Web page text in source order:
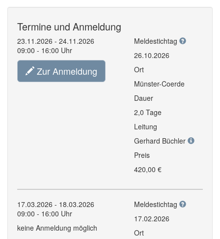
Termine und Anmeldung
23.11.2026 - 24.11.2026
09:00 - 16:00 Uhr
Zur Anmeldung
Meldestichtag
26.10.2026
Ort
Münster-Coerde
Dauer
2,0 Tage
Leitung
Gerhard Büchler
Preis
420,00 €
17.03.2026 - 18.03.2026
09:00 - 16:00 Uhr
keine Anmeldung möglich
Meldestichtag
17.02.2026
Ort